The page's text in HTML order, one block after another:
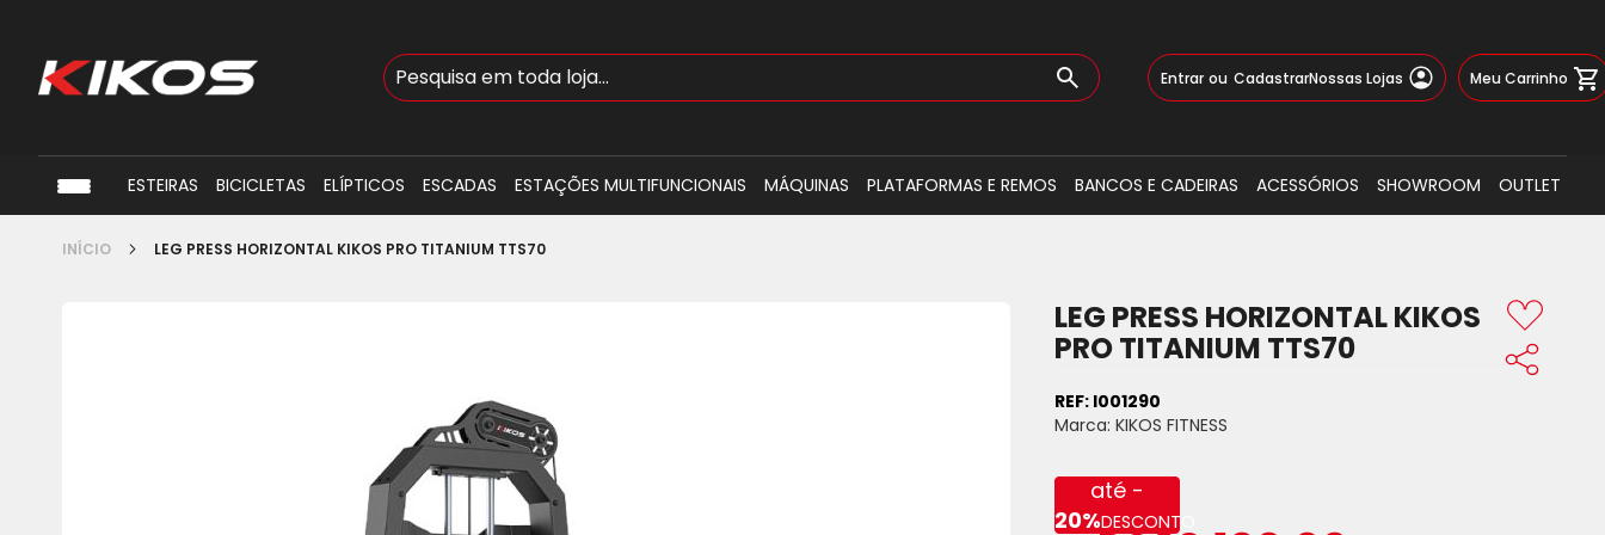
Busca
Pular
para
Entrar CadastrarNossas Lojas Meu Carrinho
ESTEIRAS BICICLETAS ELÍPTICOS ESCADAS ESTAÇÕES MULTIFUNCIONAIS MÁQUINAS PLATAFORMAS E REMOS BANCOS E CADEIRAS ACESSÓRIOS SHOWROOM OUTLET
INÍCIO LEG PRESS HORIZONTAL KIKOS PRO TITANIUM TTS70
LEG PRESS HORIZONTAL KIKOS
PRO TITANIUM TTS70
REF: I001290
Marca: KIKOS FITNESS
até -
20%DESCONTO